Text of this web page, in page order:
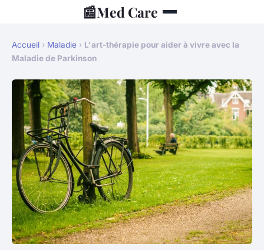
📰Med Care
Accueil › Maladie › L'art-thérapie pour aider à vivre avec la
Maladie de Parkinson